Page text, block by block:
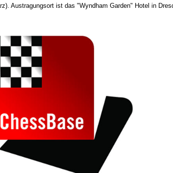
Austragungsort ist das "Wyndham Garden" Hotel in